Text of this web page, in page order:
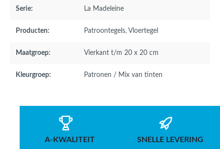
Serie: La Madeleine
Producten: Patroontegels, Vloertegel
Maatgroep: Vierkant t/m 20 x 20 cm
Kleurgroep: Patronen / Mix van tinten
A-KWALITEIT SNELLE LEVERING